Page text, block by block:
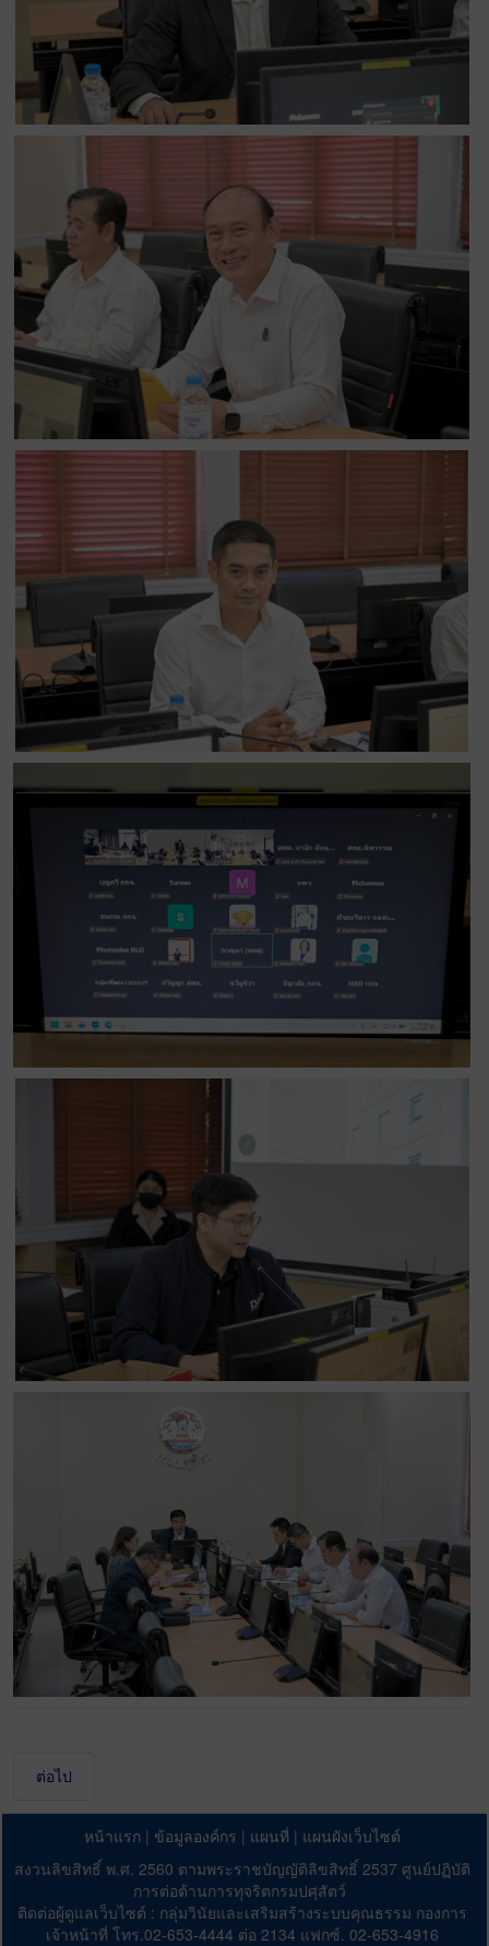
ต่อไป
หน้าแรก| ข้อมูลองค์กร | แผนที่ | แผนผังเว็บไซต์
สงวนลิขสิทธิ์ พ.ศ. 2560 ตามพระราชบัญญัติลิขสิทธิ์ 2537 ศูนย์ปฏิบัติ
การต่อต้านการทุจริตกรมปศุสัตว์
ติดต่อผู้ดูแลเว็บไซต์ : กลุ่มวินัยและเสริมสร้างระบบคุณธรรม กองการ
เจ้าหน้าที่ โทร.02-653-4444 ต่อ 2134 แฟกซ์. 02-653-4916